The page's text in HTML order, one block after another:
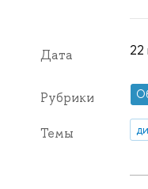
Дата 22
Рубрики
Темы